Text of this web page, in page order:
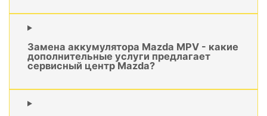
Замена аккумулятора Mazda MPV - какие
дополнительные услуги предлагает
сервисный центр Mazda?